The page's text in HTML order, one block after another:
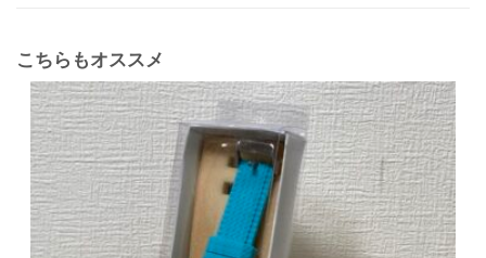
こちらもオススメ